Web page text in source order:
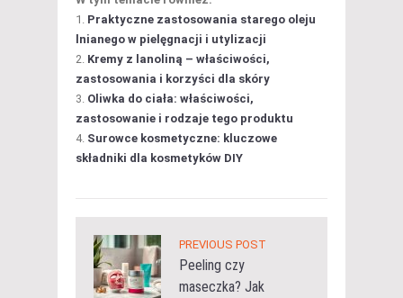
Praktyczne zastosowania starego oleju
lnianego w pielęgnacji i utylizacji
Kremy z lanoliną – właściwości,
zastosowania i korzyści dla skóry
Oliwka do ciała: właściwości,
zastosowanie i rodzaje tego produktu
Surowce kosmetyczne: kluczowe
składniki dla kosmetyków DIY
PREVIOUS POST
Peeling czy
maseczka? Jak